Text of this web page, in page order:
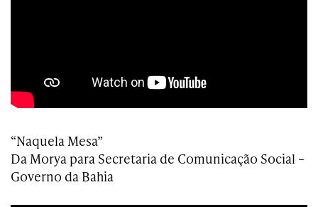
“Naquela Mesa”
Da Morya para Secretaria de Comunicação Social –
Governo da Bahia